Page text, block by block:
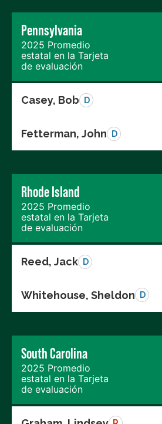
Pennsylvania
2025 Promedio
estatal en la Tarjeta
de evaluación
Casey, Bob D
Fetterman, John D
Rhode Island
2025 Promedio
estatal en la Tarjeta
de evaluación
Reed, Jack D
Whitehouse, Sheldon D
South Carolina
2025 Promedio
estatal en la Tarjeta
de evaluación